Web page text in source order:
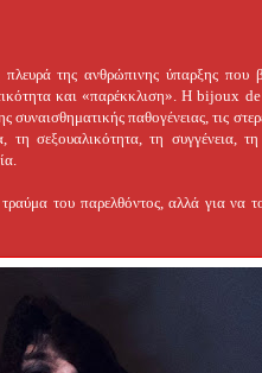
της ανθρώπινης ύπαρξης που
και «παρέκκλιση». Η bijoux
παθογένειας, τις
σεξουαλικότητα, τη συγγένεια,
του παρελθόντος, αλλά για να